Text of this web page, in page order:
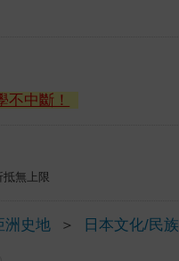
中斷！
抵無上限
洲史地 ＞ 日本文化/民族